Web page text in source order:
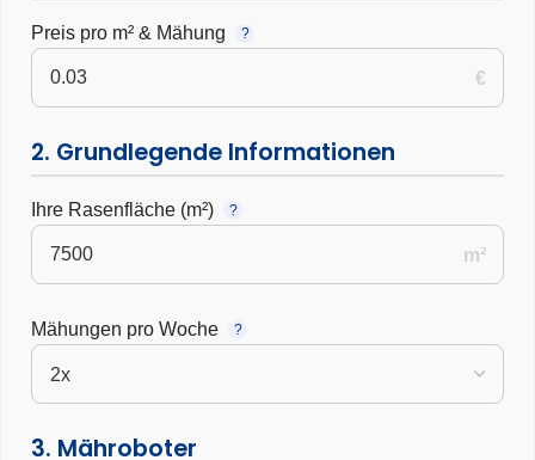
Preis pro m² & Mähung ?
€
2. Grundlegende Informationen
Ihre Rasenfläche (m²) ?
m²
Mähungen pro Woche ?
3. Mähroboter